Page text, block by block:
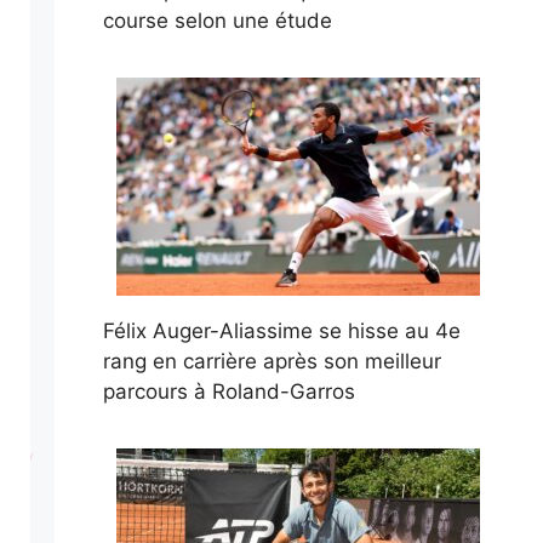
course selon une étude
Félix Auger-Aliassime se hisse au 4e
rang en carrière après son meilleur
parcours à Roland-Garros